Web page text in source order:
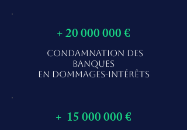
+20 000 000€
CONDAMNATION DES
BANQUES
EN DOMMAGES-INTÉRÊTS
+ 15 000 000€